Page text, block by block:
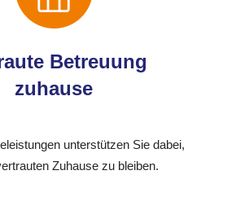
Betreuung
zuhause
unterstützen Sie dabei,
Zuhause zu bleiben.